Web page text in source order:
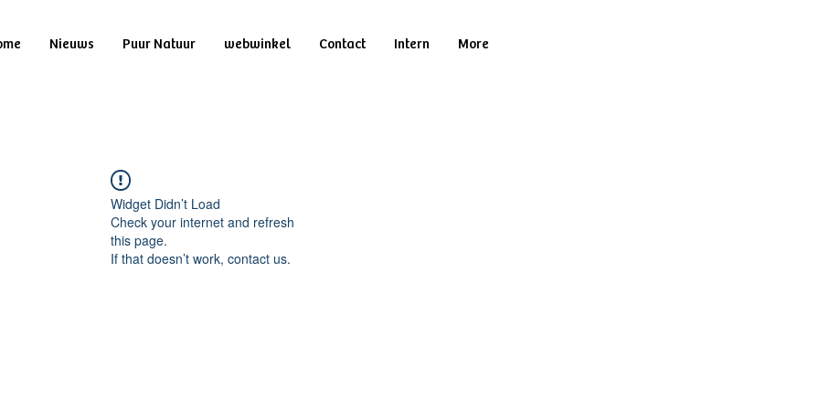
Nieuws Puur Natuur webwinkel Contact Intern More
Widget Didn’t Load
Check your internet and refresh
this page.
If that doesn’t work, contact us.